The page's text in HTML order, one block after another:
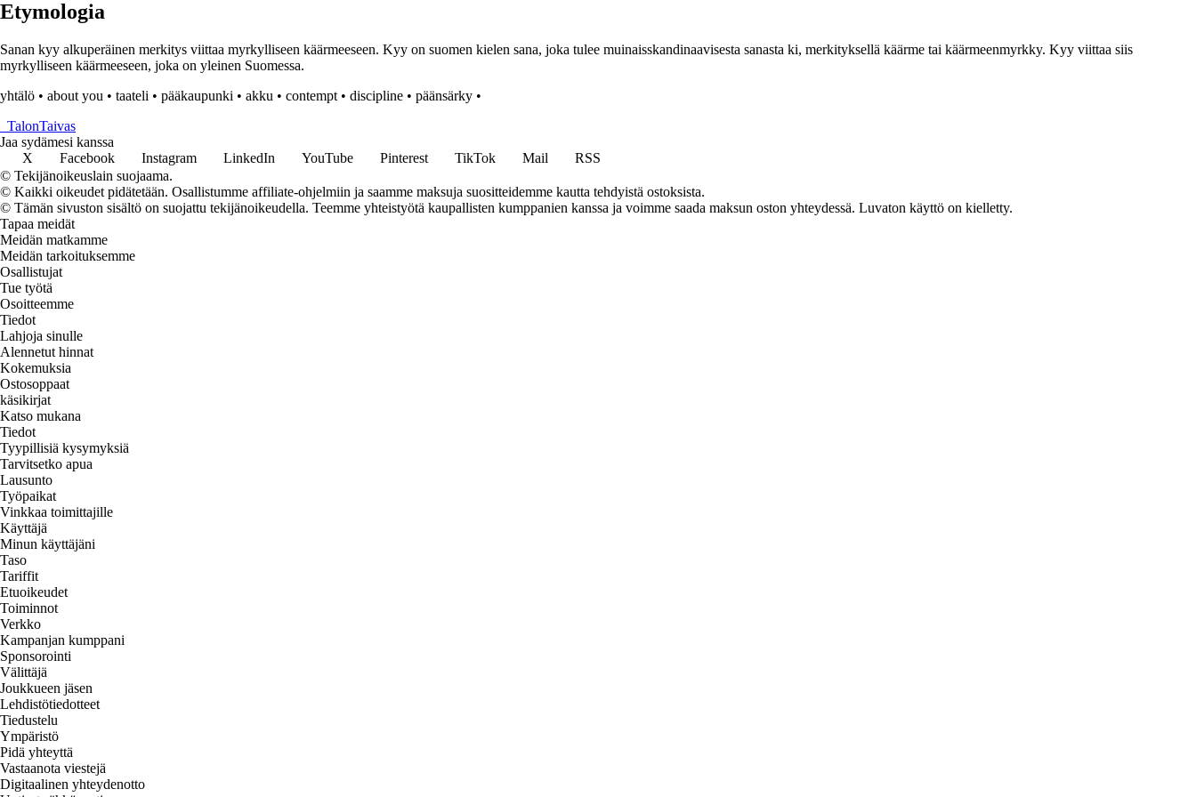
Etymologia
Sanan kyy alkuperäinen merkitys viittaa myrkylliseen käärmeeseen. Kyy on suomen kielen sana, joka tulee muinaisskandinaavisesta sanasta ki, merkityksellä käärme tai käärmeenmyrkky. Kyy viittaa siis
myrkylliseen käärmeeseen, joka on yleinen Suomessa.
yhtälö • about you • taateli • pääkaupunki • akku • contempt • discipline • päänsärky •
TalonTaivas
Jaa sydämesi kanssa
X
Facebook Instagram LinkedIn YouTube Pinterest TikTok Mail
RSS
© Tekijänoikeuslain suojaama.
© Kaikki oikeudet pidätetään. Osallistumme affiliate-ohjelmiin ja saamme maksuja suositteidemme kautta tehdyistä ostoksista.
© Tämän sivuston sisältö on suojattu tekijänoikeudella. Teemme yhteistyötä kaupallisten kumppanien kanssa ja voimme saada maksun oston yhteydessä. Luvaton käyttö on kielletty.
Tapaa meidät
Meidän matkamme
Meidän tarkoituksemme
Osallistujat
Tue työtä
Osoitteemme
Tiedot
Lahjoja sinulle
Alennetut hinnat
Kokemuksia
Ostosoppaat
käsikirjat
Katso mukana
Tiedot
Tyypillisiä kysymyksiä
Tarvitsetko apua
Lausunto
Työpaikat
Vinkkaa toimittajille
Käyttäjä
Minun käyttäjäni
Taso
Tariffit
Etuoikeudet
Toiminnot
Verkko
Kampanjan kumppani
Sponsorointi
Välittäjä
Joukkueen jäsen
Lehdistötiedotteet
Tiedustelu
Ympäristö
Pidä yhteyttä
Vastaanota viestejä
Digitaalinen yhteydenotto